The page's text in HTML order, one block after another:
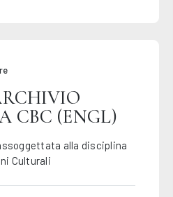
CBC (ENGL)
alla disciplina
Culturali